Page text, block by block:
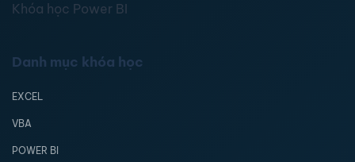
Khóa học Power BI
Danh mục khóa học
EXCEL
VBA
POWER BI